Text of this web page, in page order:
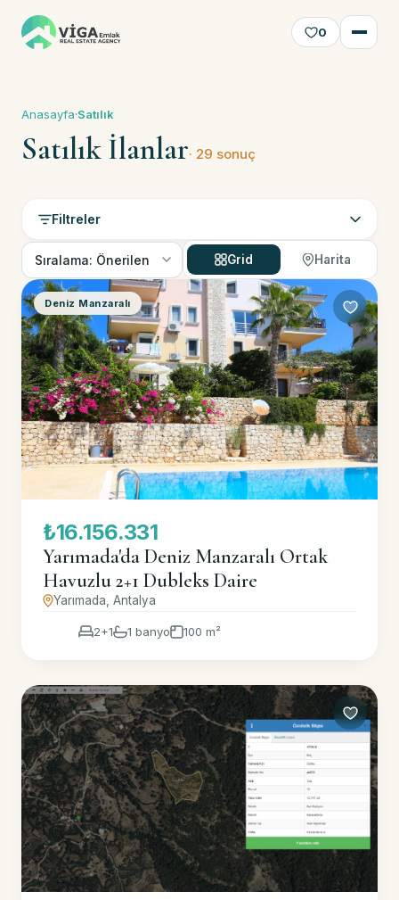
0
Anasayfa·Satılık
Satılık İlanlar· 29 sonuç
Filtreler
Grid Harita
Deniz Manzaralı
₺16.156.331
Yarımada'da Deniz Manzaralı Ortak
Havuzlu 2+1 Dubleks Daire
Yarımada, Antalya
2+1 1 banyo 100 m²